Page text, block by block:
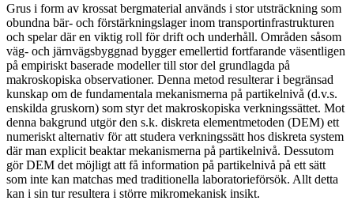
Grus i form av krossat bergmaterial används i stor utsträckning som
obundna bär- och förstärkningslager inom transportinfrastrukturen
och spelar där en viktig roll för drift och underhåll. Områden såsom
väg- och järnvägsbyggnad bygger emellertid fortfarande väsentligen
på empiriskt baserade modeller till stor del grundlagda på
makroskopiska observationer. Denna metod resulterar i begränsad
kunskap om de fundamentala mekanismerna på partikelnivå (d.v.s.
enskilda gruskorn) som styr det makroskopiska verkningssättet. Mot
denna bakgrund utgör den s.k. diskreta elementmetoden (DEM) ett
numeriskt alternativ för att studera verkningssätt hos diskreta system
där man explicit beaktar mekanismerna på partikelnivå. Dessutom
gör DEM det möjligt att få information på partikelnivå på ett sätt
som inte kan matchas med traditionella laboratorieförsök. Allt detta
kan i sin tur resultera i större mikromekanisk insikt.